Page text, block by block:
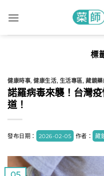
標
健康時事,健康生活, 生活專區,藏鏡藥
諾羅病毒來襲！台灣
道！
發布日期： 2026-02-05 作者： 藏